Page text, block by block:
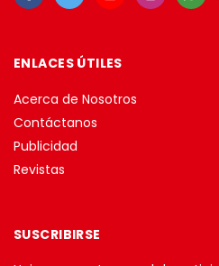
ENLACES ÚTILES
Acerca de Nosotros
Contáctanos
Publicidad
Revistas
SUSCRIBIRSE